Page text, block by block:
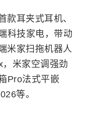
款耳夹式耳机、
科技家电，带动
米家扫拖机器人
米家空调强劲
Pro法式平嵌
等。